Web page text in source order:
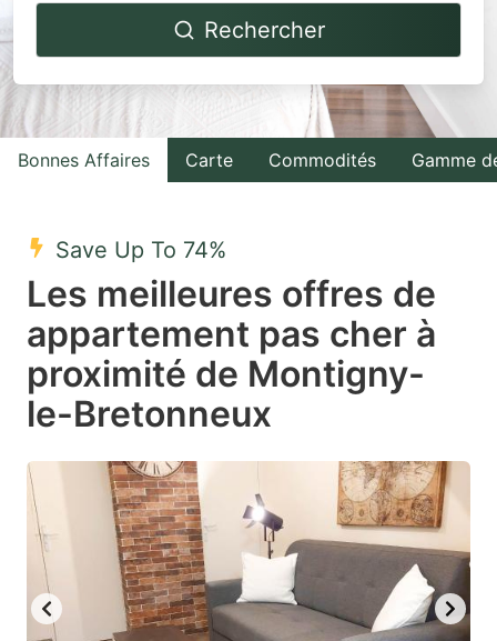
to
interact
with
the
select
date.
Press
the
question
mark
key
get
the
keyboard
backward
to
interact
with
the
a
date.
Press
mark
key
to
the
keyboard
Rechercher
Bonnes Affaires Carte Commodités Gamme
Save Up To 74%
Les meilleures offres de
appartement pas cher à
proximité de Montigny-
le-Bretonneux